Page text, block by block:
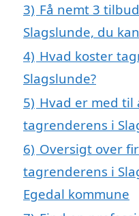
3) Få nemt 3
Slagslunde, du
4) Hvad koster
Slagslunde?
5) Hvad er med til
tagrenderens i
6) Oversigt over
tagrenderens i
Egedal kommune